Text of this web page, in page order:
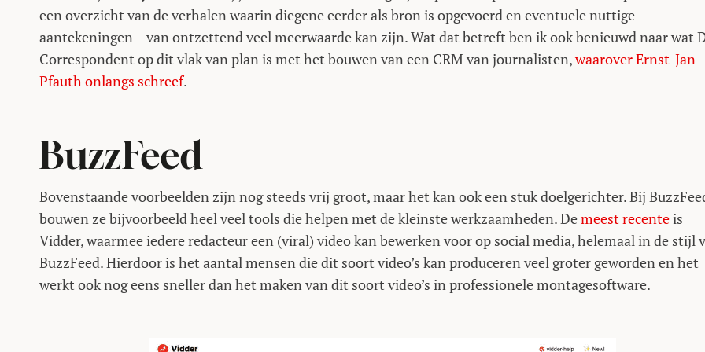
een overzicht van de verhalen waarin diegene eerder als bron is opgevoerd en eventuele nuttige
aantekeningen – van ontzettend veel meerwaarde kan zijn. Wat dat betreft ben ik ook benieuwd naar wat
Correspondent op dit vlak van plan is met het bouwen van een CRM van journalisten,waarover Ernst-Jan
Pfauth onlangs schreef.
BuzzFeed
Bovenstaande voorbeelden zijn nog steeds vrij groot, maar het kan ook een stuk doelgerichter. Bij
bouwen ze bijvoorbeeld heel veel tools die helpen met de kleinste werkzaamheden. Demeest recenteis
Vidder, waarmee iedere redacteur een (viral) video kan bewerken voor op social media, helemaal in de stijl
BuzzFeed. Hierdoor is het aantal mensen die dit soort video’s kan produceren veel groter geworden en het
werkt ook nog eens sneller dan het maken van dit soort video’s in professionele montagesoftware.